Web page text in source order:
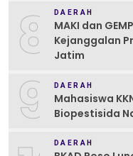
8 DAERAH
MAKI dan
Kejanggalan
Jatim
9 DAERAH
Mahasiswa
Biopestisida
DAERAH